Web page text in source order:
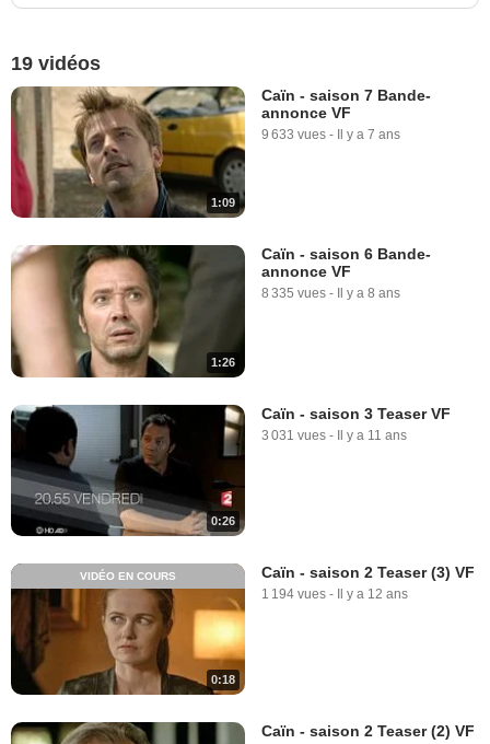
19 vidéos
1:09
Caïn - saison 7 Bande-
annonce VF
9 633 vues - Il y a 7 ans
1:26
Caïn - saison 6 Bande-
annonce VF
8 335 vues - Il y a 8 ans
0:26
Caïn - saison 3 Teaser VF
3 031 vues - Il y a 11 ans
0:18
VIDÉO EN COURS Caïn - saison 2 Teaser (3) VF
1 194 vues - Il y a 12 ans
Caïn - saison 2 Teaser (2) VF